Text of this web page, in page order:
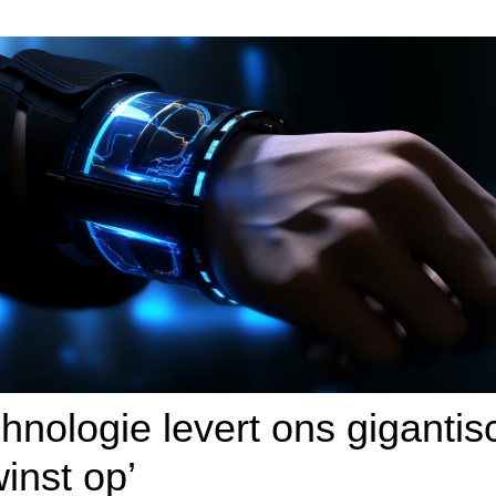
levert ons
op’